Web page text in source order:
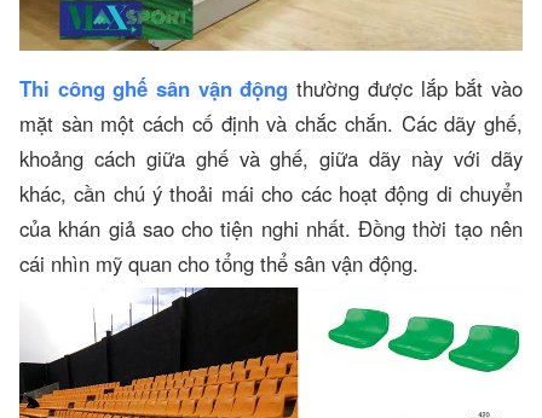
Thi công ghế sân vận động thường được lắp bắt vào
mặt sàn một cách cố định và chắc chắn. Các dãy ghế,
khoảng cách giữa ghế và ghế, giữa dãy này với dãy
khác, cần chú ý thoải mái cho các hoạt động di chuyển
của khán giả sao cho tiện nghi nhất. Đồng thời tạo nên
cái nhìn mỹ quan cho tổng thể sân vận động.